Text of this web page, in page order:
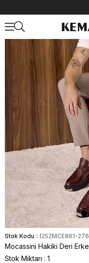
Stok Kodu (252MCE861-
Mocassini Hakiki Deri
Stok Miktarı : 1